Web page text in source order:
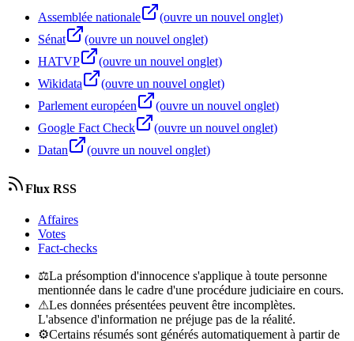
Assemblée nationale
(ouvre un nouvel onglet)
Sénat
(ouvre un nouvel onglet)
HATVP
(ouvre un nouvel onglet)
Wikidata
(ouvre un nouvel onglet)
Parlement européen
(ouvre un nouvel onglet)
Google Fact Check
(ouvre un nouvel onglet)
Datan
(ouvre un nouvel onglet)
Flux RSS
Affaires
Votes
Fact-checks
⚖La présomption d'innocence s'applique à toute personne
mentionnée dans le cadre d'une procédure judiciaire en cours.
⚠Les données présentées peuvent être incomplètes.
L'absence d'information ne préjuge pas de la réalité.
⚙Certains résumés sont générés automatiquement à partir de